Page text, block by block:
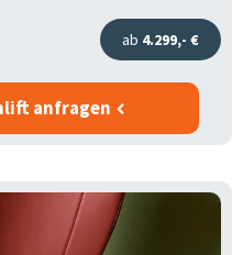
ab 4.299,- €
anfragen